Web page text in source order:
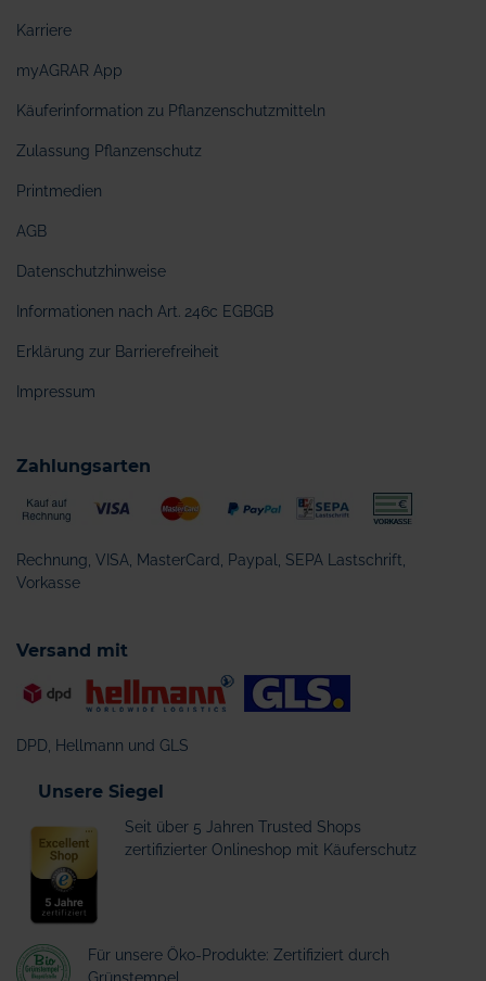
Karriere
myAGRAR App
Käuferinformation zu Pflanzenschutzmitteln
Zulassung Pflanzenschutz
Printmedien
AGB
Datenschutzhinweise
Informationen nach Art. 246c EGBGB
Erklärung zur Barrierefreiheit
Impressum
Zahlungsarten
Rechnung, VISA, MasterCard, Paypal, SEPA Lastschrift,
Vorkasse
Versand mit
DPD, Hellmann und GLS
Unsere Siegel
Seit über 5 Jahren Trusted Shops
zertifizierter Onlineshop mit Käuferschutz
Für unsere Öko-Produkte: Zertifiziert durch